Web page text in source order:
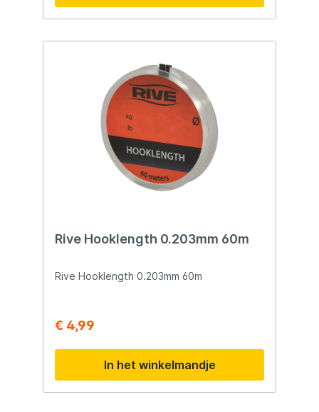
Rive Hooklength 0.203mm 60m
Rive Hooklength 0.203mm 60m
€ 4,99
In het winkelmandje